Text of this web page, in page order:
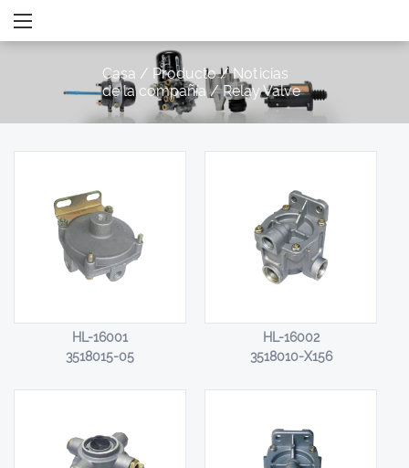
Casa / Producto/Noticias
de la compañía/Relay Valve
HL-16001
3518015-05
HL-16002
3518010-X156